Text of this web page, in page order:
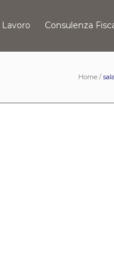
Consulenza
Home /